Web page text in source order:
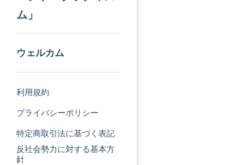
ム」
ウェルカム
利用規約
プライバシーポリシー
特定商取引法に基づく表記
反社会勢力に対する基本方
針